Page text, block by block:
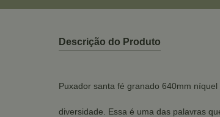
Descrição do Produto
Puxador santa fé granado 640mm níquel
diversidade. Essa é uma das palavras